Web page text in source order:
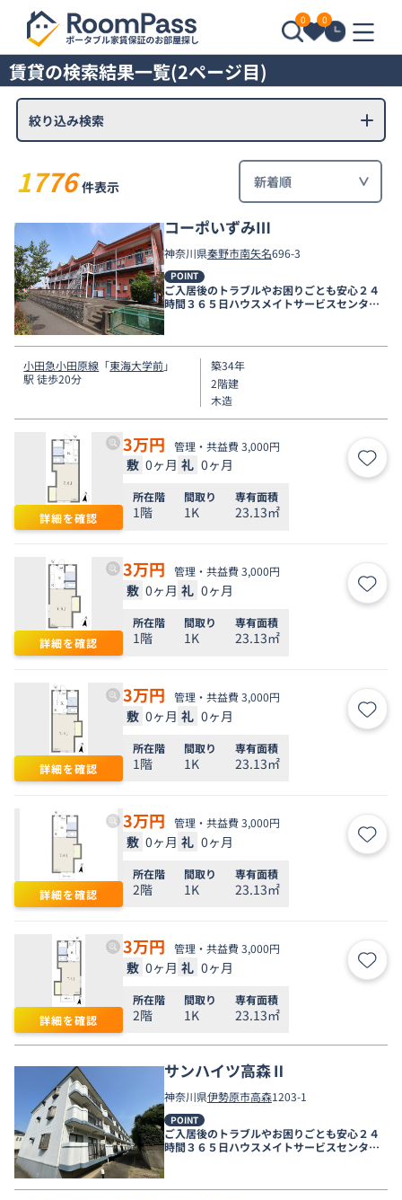
0 0
賃貸の検索結果一覧(2ページ目)
絞り込み検索
1776 件表示
コーポいずみⅢ
神奈川県秦野市南矢名696-3
POINT
ご入居後のトラブルやお困りごとも安心２４
時間３６５日ハウスメイトサービスセンター
電話受付対応。
小田急小田原線 「東海大学前」
駅 徒歩20分
築34年
2階建
木造
詳細を確認
3万円 管理・共益費 3,000円
敷 0ヶ月 礼 0ヶ月 お気
所在階
1階
間取り
1K
専有面積
23.13㎡
詳細を確認
3万円 管理・共益費 3,000円
敷 0ヶ月 礼 0ヶ月 お気
所在階
1階
間取り
1K
専有面積
23.13㎡
詳細を確認
3万円 管理・共益費 3,000円
敷 0ヶ月 礼 0ヶ月 お気
所在階
1階
間取り
1K
専有面積
23.13㎡
詳細を確認
3万円 管理・共益費 3,000円
敷 0ヶ月 礼 0ヶ月 お気
所在階
2階
間取り
1K
専有面積
23.13㎡
詳細を確認
3万円 管理・共益費 3,000円
敷 0ヶ月 礼 0ヶ月 お気
所在階
2階
間取り
1K
専有面積
23.13㎡
サンハイツ高森Ⅱ
神奈川県伊勢原市高森1203-1
POINT
ご入居後のトラブルやお困りごとも安心２４
時間３６５日ハウスメイトサービスセンター
電話受付対応。